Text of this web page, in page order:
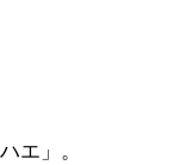
エ」。